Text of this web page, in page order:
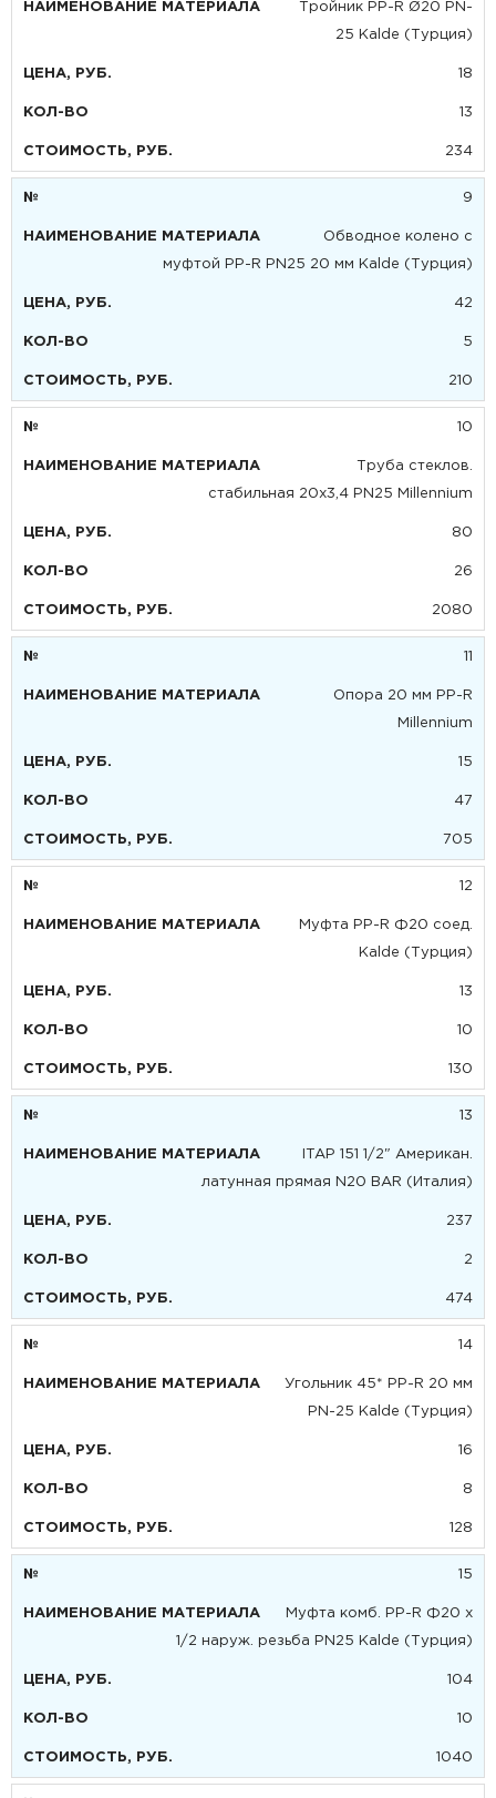
Тройник PP-R Ø20 PN-
25 Kalde (Турция)
18
13
234
9
Обводное колено с
муфтой PP-R PN25 20 мм Kalde (Турция)
42
5
210
10
Труба стеклов.
стабильная 20х3,4 PN25 Millennium
80
26
2080
11
Опора 20 мм PP-R
Millennium
15
47
705
12
Муфта PP-R Ф20 соед.
Kalde (Турция)
13
10
130
13
ITAP 151 1/2" Американ.
латунная прямая N20 BAR (Италия)
237
2
474
14
Угольник 45* PP-R 20 мм
PN-25 Kalde (Турция)
16
8
128
15
Муфта комб. PP-R Ф20 х
1/2 наруж. резьба PN25 Kalde (Турция)
104
10
1040